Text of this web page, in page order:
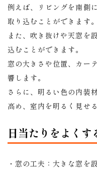
例えば、リビングを南側
取り込むことができます。
また、吹き抜けや天窓を
込むことができます。
窓の大きさや位置、カー
響します。
さらに、明るい色の内装
高め、室内を明るく見せ
日当たりをよく
・窓の工夫：大きな窓を